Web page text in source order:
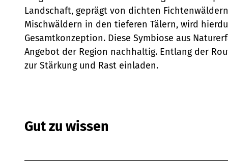
Landschaft, geprägt von dichten
Mischwäldern in den tieferen Tälern, wird
Gesamtkonzeption. Diese Symbiose aus
Angebot der Region nachhaltig. Entlang der
zur Stärkung und Rast einladen.
Gut zu wissen